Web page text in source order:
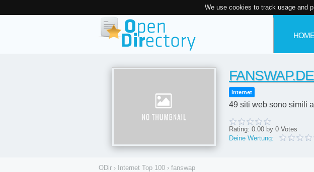
We use cookies to track usage and
HOME
FANSWAP.DE
internet
49 siti web sono simili
Rating: 0.00 by 0 Votes
Deine Wertung:
ODir › Internet Top 100 › fanswap